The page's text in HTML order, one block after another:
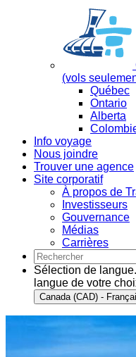
(vols
Québec
Ontario
Alberta
Info voyage
Nous joindre
Trouver une agence
Site corporatif
À propos de
Investisseurs
Gouvernance
Médias
Carrières
Sélection de
langue de votre
Canada (CAD) -